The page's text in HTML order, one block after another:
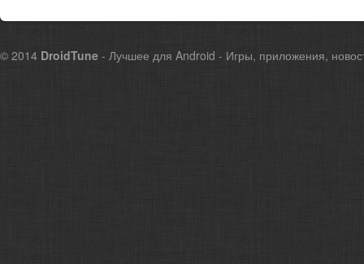
© 2014 DroidTune - Лучшее для Android - Игры, приложения,